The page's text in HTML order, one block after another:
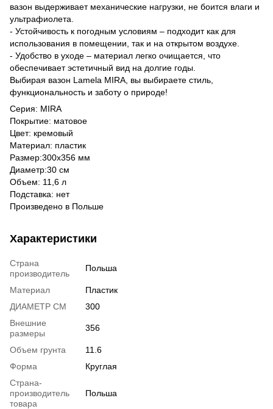
вазон выдерживает механические нагрузки, не боится влаги и
ультрафиолета.
- Устойчивость к погодным условиям – подходит как для
использования в помещении, так и на открытом воздухе.
- Удобство в уходе – материал легко очищается, что
обеспечивает эстетичный вид на долгие годы.
Выбирая вазон Lamela MIRA, вы выбираете стиль,
функциональность и заботу о природе!
Серия: MIRA
Покрытие: матовое
Цвет: кремовый
Материал: пластик
Размер:300х356 мм
Диаметр:30 см
Объем: 11,6 л
Подставка: нет
Произведено в Польше
Характеристики
Страна
производитель
Польша
Материал
Пластик
ДИАМЕТР СМ
300
Внешние
размеры
356
Объем грунта
11.6
Форма
Круглая
Страна-
производитель
товара
Польша